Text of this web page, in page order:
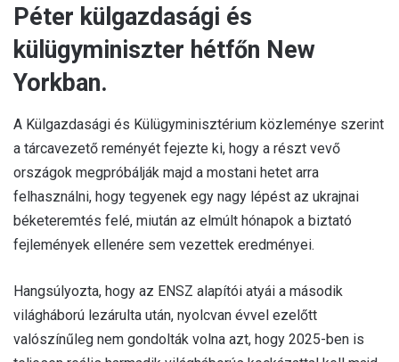
Péter külgazdasági és
külügyminiszter hétfőn New
Yorkban.
A Külgazdasági és Külügyminisztérium közleménye szerint
a tárcavezető reményét fejezte ki, hogy a részt vevő
országok megpróbálják majd a mostani hetet arra
felhasználni, hogy tegyenek egy nagy lépést az ukrajnai
béketeremtés felé, miután az elmúlt hónapok a biztató
fejlemények ellenére sem vezettek eredményei.
Hangsúlyozta, hogy az ENSZ alapítói atyái a második
világháború lezárulta után, nyolcvan évvel ezelőtt
valószínűleg nem gondolták volna azt, hogy 2025-ben is